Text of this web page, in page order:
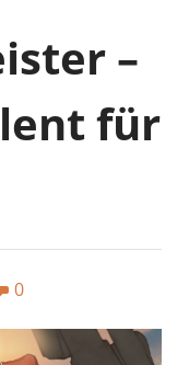
–
für
0